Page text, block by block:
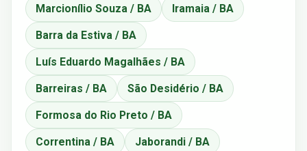
Marcionílio Souza / BA Iramaia / BA
Barra da Estiva / BA
Luís Eduardo Magalhães / BA
Barreiras / BA São Desidério / BA
Formosa do Rio Preto / BA
Correntina / BA Jaborandi / BA